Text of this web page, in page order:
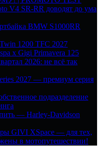
V4 SR-RR доводят до ума
BMW S1000RR
1200 TFC 2027
x Gigi Primavera 125
2026: не всё так
2027 — премиум серия
подразделение
— Harley-Davidson
GIVI XSpace — для тех,
в мотопутешествии!